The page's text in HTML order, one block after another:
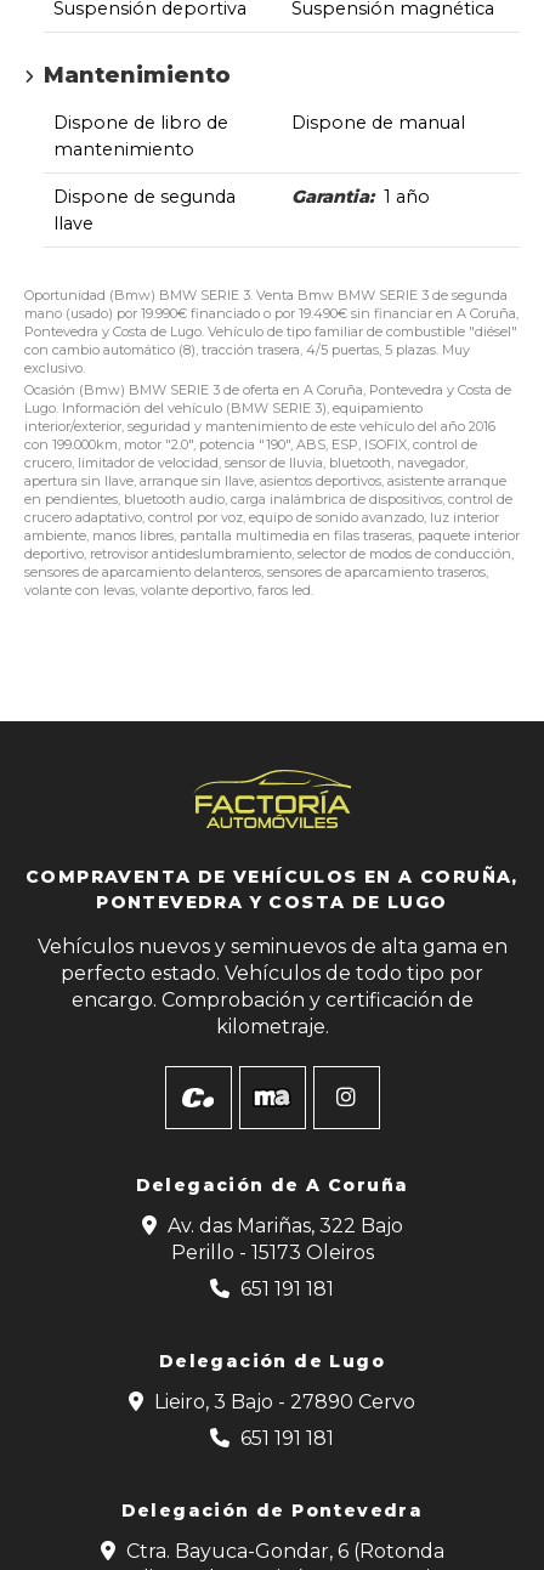
Suspensión deportiva Suspensión magnética
Mantenimiento
Dispone de libro de
mantenimiento
Dispone de manual
Dispone de segunda
llave
Garantia: 1 año
Oportunidad (Bmw) BMW SERIE 3. Venta Bmw BMW SERIE 3 de segunda
mano (usado) por 19.990€ financiado o por 19.490€ sin financiar en A Coruña,
Pontevedra y Costa de Lugo. Vehículo de tipo familiar de combustible "diésel"
con cambio automático (8), tracción trasera, 4/5 puertas, 5 plazas. Muy
exclusivo.
Ocasión (Bmw) BMW SERIE 3 de oferta en A Coruña, Pontevedra y Costa de
Lugo. Información del vehículo (BMW SERIE 3), equipamiento
interior/exterior, seguridad y mantenimiento de este vehículo del año 2016
con 199.000km, motor "2.0", potencia "190", ABS, ESP, ISOFIX, control de
crucero, limitador de velocidad, sensor de lluvia, bluetooth, navegador,
apertura sin llave, arranque sin llave, asientos deportivos, asistente arranque
en pendientes, bluetooth audio, carga inalámbrica de dispositivos, control de
crucero adaptativo, control por voz, equipo de sonido avanzado, luz interior
ambiente, manos libres, pantalla multimedia en filas traseras, paquete interior
deportivo, retrovisor antideslumbramiento, selector de modos de conducción,
sensores de aparcamiento delanteros, sensores de aparcamiento traseros,
volante con levas, volante deportivo, faros led.
COMPRAVENTA DE VEHÍCULOS EN A CORUÑA,
PONTEVEDRA Y COSTA DE LUGO
Vehículos nuevos y seminuevos de alta gama en
perfecto estado. Vehículos de todo tipo por
encargo. Comprobación y certificación de
kilometraje.
Delegación deA Coruña
Av. das Mariñas, 322 Bajo
Perillo - 15173 Oleiros
651 191 181
Delegación de Lugo
Lieiro, 3 Bajo - 27890 Cervo
651 191 181
Delegación de Pontevedra
Ctra. Bayuca-Gondar, 6 (Rotonda